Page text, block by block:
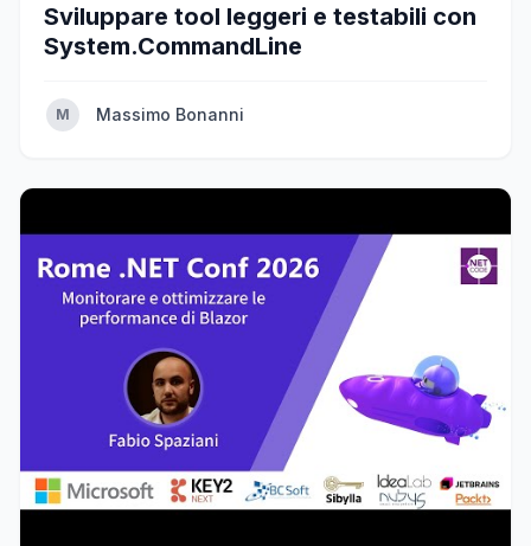
Sviluppare tool leggeri e testabili con
System.CommandLine
M Massimo Bonanni